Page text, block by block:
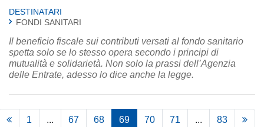
DESTINATARI
FONDI SANITARI
Il beneficio fiscale sui contributi versati al fondo sanitario
spetta solo se lo stesso opera secondo i principi di
mutualità e solidarietà. Non solo la prassi dell’Agenzia
delle Entrate, adesso lo dice anche la legge.
1 ... 67 68 69 70 71 ... 83